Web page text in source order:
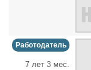
Работодатель
7 лет 3 мес.